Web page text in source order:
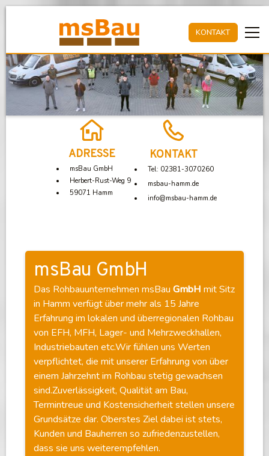
KONTAKT
ADRESSE
msBau GmbH
Herbert-Rust-Weg 9
59071 Hamm
KONTAKT
Tel: 02381-3070260
msbau-hamm.de
info@msbau-hamm.de
msBau GmbH
Das Rohbauunternehmen msBauGmbH mit Sitz
in Hamm verfügt über mehr als 15 Jahre
Erfahrung im lokalen und überregionalen Rohbau
von EFH, MFH, Lager- und Mehrzweckhallen,
Industriebauten etc.Wir fühlen uns Werten
verpflichtet, die mit unserer Erfahrung von über
einem Jahrzehnt im Rohbau stetig gewachsen
sind.Zuverlässigkeit, Qualität am Bau,
Termintreue und Kostensicherheit stellen unsere
Grundsätze dar. Oberstes Ziel dabei ist stets,
Kunden und Bauherren so zufriedenzustellen,
dass sie uns weiterempfehlen.